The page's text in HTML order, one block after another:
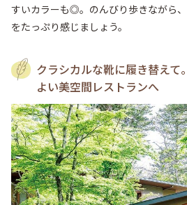
すいカラーも◎。のんびり歩きながら
をたっぷり感じましょう。
クラシカルな靴に履き替えて
よい美空間レストランへ